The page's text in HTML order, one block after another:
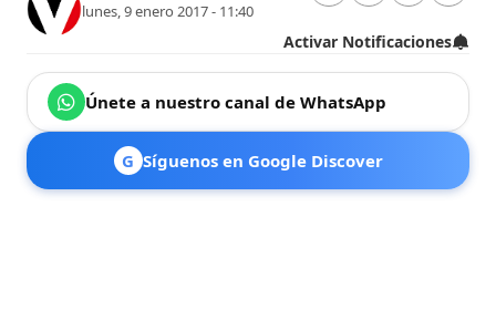
lunes, 9 enero 2017 - 11:40
Activar Notificaciones
Únete a nuestro canal de WhatsApp
G Síguenos en Google Discover